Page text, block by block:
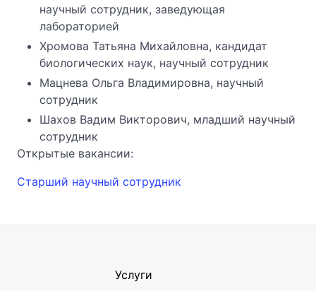
научный сотрудник, заведующая
лабораторией
Хромова Татьяна Михайловна, кандидат
биологических наук, научный сотрудник
Мацнева Ольга Владимировна, научный
сотрудник
Шахов Вадим Викторович, младший научный
сотрудник
Открытые вакансии:
Старший научный сотрудник
Услуги